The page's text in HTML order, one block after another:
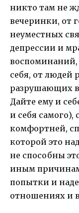
никто там не
вечеринки, от
неуместных
депрессии и
себя, от людей
разрушающих
Дайте ему и
и себя самого),
комфортней,
которой это
не способны
иным
попытки и
отношениях и